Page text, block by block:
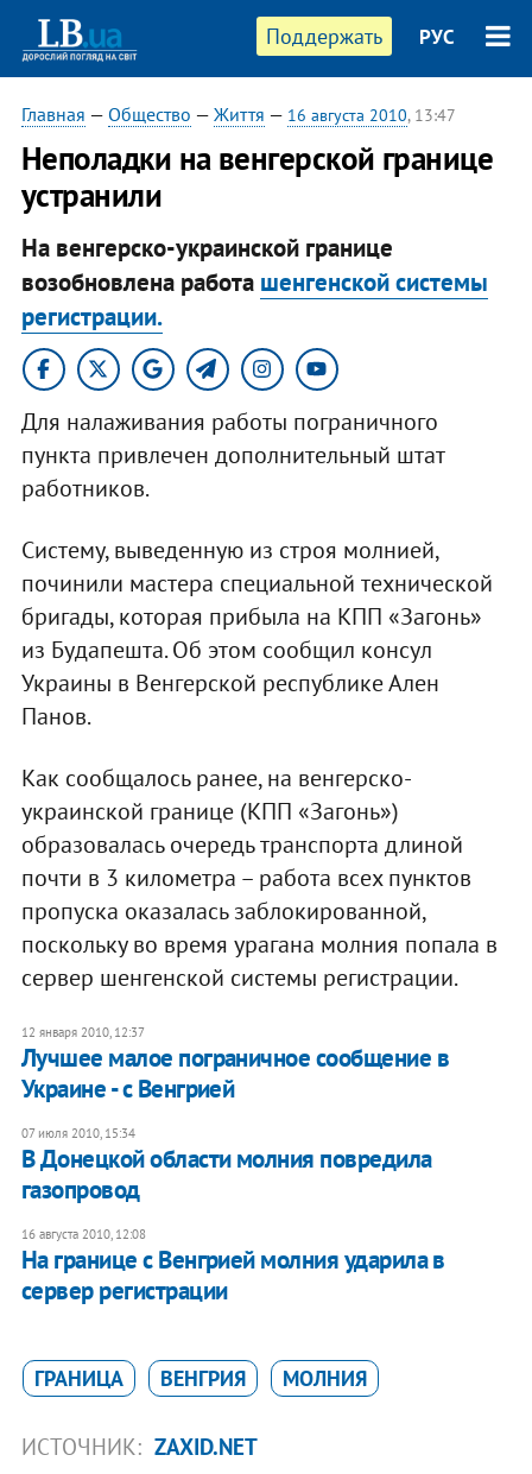
Поддержать РУС
Главная — Общество — Життя — 16 августа 2010, 13:47
Неполадки на венгерской границе
устранили
На венгерско-украинской границе
возобновлена работа шенгенской системы
регистрации.
Для налаживания работы пограничного
пункта привлечен дополнительный штат
работников.
Систему, выведенную из строя молнией,
починили мастера специальной технической
бригады, которая прибыла на КПП «Загонь»
из Будапешта. Об этом сообщил консул
Украины в Венгерской республике Ален
Панов.
Как сообщалось ранее, на венгерско-
украинской границе (КПП «Загонь»)
образовалась очередь транспорта длиной
почти в 3 километра – работа всех пунктов
пропуска оказалась заблокированной,
поскольку во время урагана молния попала в
сервер шенгенской системы регистрации.
12 января 2010, 12:37
Лучшее малое пограничное сообщение в
Украине - с Венгрией
07 июля 2010, 15:34
В Донецкой области молния повредила
газопровод
16 августа 2010, 12:08
На границе с Венгрией молния ударила в
сервер регистрации
ГРАНИЦА ВЕНГРИЯ МОЛНИЯ
ИСТОЧНИК: ZAXID.NET